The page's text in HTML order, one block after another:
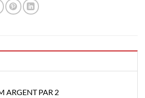
ARGENT PAR 2